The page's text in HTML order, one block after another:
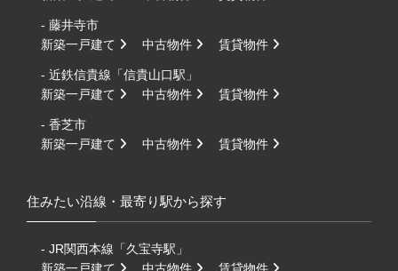
- 藤井寺市
新築一戸建て
中古物件 賃貸物件
- 近鉄信貴線「信貴山口駅」
新築一戸建て
中古物件 賃貸物件
- 香芝市
新築一戸建て
中古物件 賃貸物件
住みたい沿線・最寄り駅から探す
- JR関西本線「久宝寺駅」
新築一戸建て
中古物件 賃貸物件